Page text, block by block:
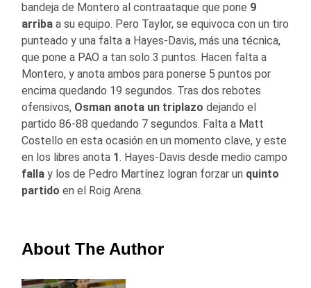
bandeja de Montero al contraataque que pone 9
arriba a su equipo. Pero Taylor, se equivoca con un tiro
punteado y una falta a Hayes-Davis, más una técnica,
que pone a PAO a tan solo 3 puntos. Hacen falta a
Montero, y anota ambos para ponerse 5 puntos por
encima quedando 19 segundos. Tras dos rebotes
ofensivos, Osman anota un triplazo dejando el
partido 86-88 quedando 7 segundos. Falta a Matt
Costello en esta ocasión en un momento clave, y este
en los libres anota 1. Hayes-Davis desde medio campo
falla y los de Pedro Martínez logran forzar un quinto
partido en el Roig Arena.
About The Author